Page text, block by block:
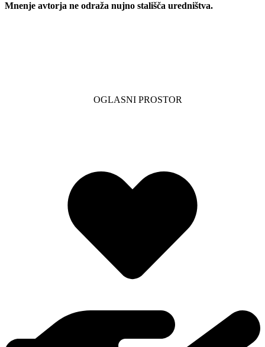
Mnenje avtorja ne odraža nujno stališča uredništva.